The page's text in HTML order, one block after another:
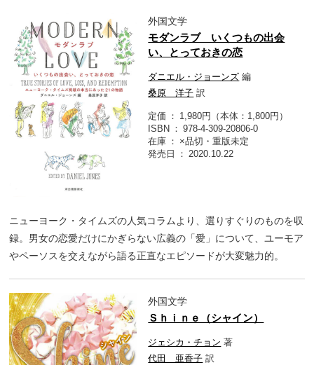
外国文学
モダンラブ いくつもの出会
い、とっておきの恋
ダニエル・ジョーンズ 編
桑原 洋子 訳
定価
1,980円（本体：1,800円）
ISBN
978-4-309-20806-0
在庫
×品切・重版未定
発売日
2020.10.22
ニューヨーク・タイムズの人気コラムより、選りすぐりのものを収
録。男女の恋愛だけにかぎらない広義の「愛」について、ユーモア
やペーソスを交えながら語る正直なエピソードが大変魅力的。
外国文学
Ｓｈｉｎｅ（シャイン）
ジェシカ・チョン 著
代田 亜香子 訳